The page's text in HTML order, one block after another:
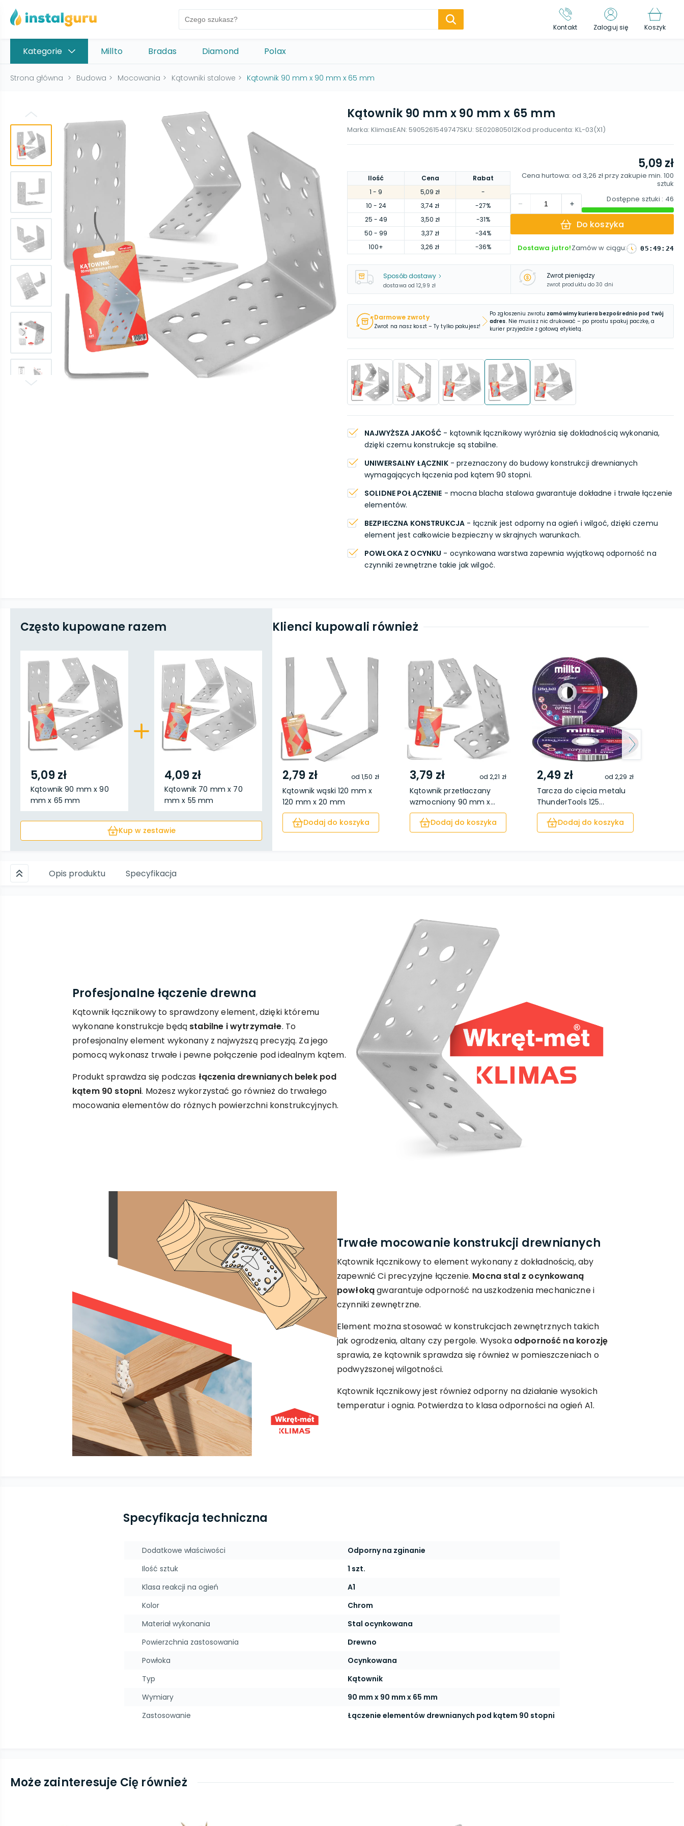
Kontakt Zaloguj się Koszyk
Kategorie Millto Bradas Diamond Polax
Strona główna > Budowa > Mocowania > Kątowniki stalowe > Kątownik 90 mm x 90 mm x 65 mm
Kątownik 90 mm x 90 mm x 65 mm
Marka: KlimasEAN: 5905261549747SKU: SE020805012Kod producenta: KL-03(X1)
Ilość Cena
Rabat
1 - 9 5,09 zł
-
10 - 24 3,74 zł
-27%
25 - 49 3,50 zł
-31%
50 - 99 3,37 zł
-34%
100+ 3,26 zł -36%
5,09 zł
Cena hurtowa: od 3,26 złprzy zakupie min. 100
sztuk
Dostępne sztuki : 46
Do koszyka
Dostawa jutro!Zamów w ciągu: 05 : 49 : 23
Sposób dostawy
dostawa od 12,99 zł
Zwrot pieniędzy
zwrot produktu do 30 dni
Darmowe zwroty
Zwrot na nasz koszt – Ty tylko pakujesz!
Po zgłoszeniu zwrotu zamówimy kuriera bezpośrednio pod Twój
adres. Nie musisz nic drukować – po prostu spakuj paczkę, a
kurier przyjedzie z gotową etykietą.
NAJWYŻSZA JAKOŚĆ - kątownik łącznikowy wyróżnia się dokładnością wykonania,
dzięki czemu konstrukcje są stabilne.
UNIWERSALNY ŁĄCZNIK- przeznaczony do budowy konstrukcji drewnianych
wymagających łączenia pod kątem 90 stopni.
SOLIDNE POŁĄCZENIE - mocna blacha stalowa gwarantuje dokładne i trwałe łączenie
elementów.
BEZPIECZNA KONSTRUKCJA - łącznik jest odporny na ogień i wilgoć, dzięki czemu
element jest całkowicie bezpieczny w skrajnych warunkach.
POWŁOKA Z OCYNKU - ocynkowana warstwa zapewnia wyjątkową odporność na
czynniki zewnętrzne takie jak wilgoć.
Często kupowane razem
5,09 zł
Kątownik 90 mm x 90
mm x 65 mm
4,09 zł
Kątownik 70 mm x 70
mm x 55 mm
Kup w zestawie
Klienci kupowali również
2,79 zł od1,50 zł
Kątownik wąski 120 mm x
120 mm x 20 mm
Dodaj do koszyka
3,79 zł od2,21 zł
Kątownik przetłaczany
wzmocniony 90 mm x...
Dodaj do koszyka
2,49 zł od2,29 zł
Tarcza do cięcia metalu
ThunderTools 125...
Dodaj do koszyka
Opis produktu Specyfikacja
Profesjonalne łączenie drewna
Kątownik łącznikowy to sprawdzony element, dzięki któremu
wykonane konstrukcje będą stabilne i wytrzymałe. To
profesjonalny element wykonany z najwyższą precyzją. Za jego
pomocą wykonasz trwałe i pewne połączenie pod idealnym kątem.
Produkt sprawdza się podczas łączenia drewnianych belek pod
kątem 90 stopni. Możesz wykorzystać go również do trwałego
mocowania elementów do różnych powierzchni konstrukcyjnych.
Trwałe mocowanie konstrukcji drewnianych
Kątownik łącznikowy to element wykonany z dokładnością, aby
zapewnić Ci precyzyjne łączenie. Mocna stal z ocynkowaną
powłokągwarantuje odporność na uszkodzenia mechaniczne i
czynniki zewnętrzne.
Element można stosować w konstrukcjach zewnętrznych takich
jak ogrodzenia, altany czy pergole. Wysoka odporność na korozję
sprawia, że kątownik sprawdza się również w pomieszczeniach o
podwyższonej wilgotności.
Kątownik łącznikowy jest również odporny na działanie wysokich
temperatur i ognia. Potwierdza to klasa odporności na ogień A1.
Specyfikacja techniczna
Dodatkowe właściwości
Odporny na zginanie
Ilość sztuk
1 szt.
Klasa reakcji na ogień
A1
Kolor
Chrom
Materiał wykonania
Stal ocynkowana
Powierzchnia zastosowania
Drewno
Powłoka
Ocynkowana
Typ
Kątownik
Wymiary
90 mm x 90 mm x 65 mm
Zastosowanie
Łączenie elementów drewnianych pod kątem 90 stopni
Może zainteresuje Cię również